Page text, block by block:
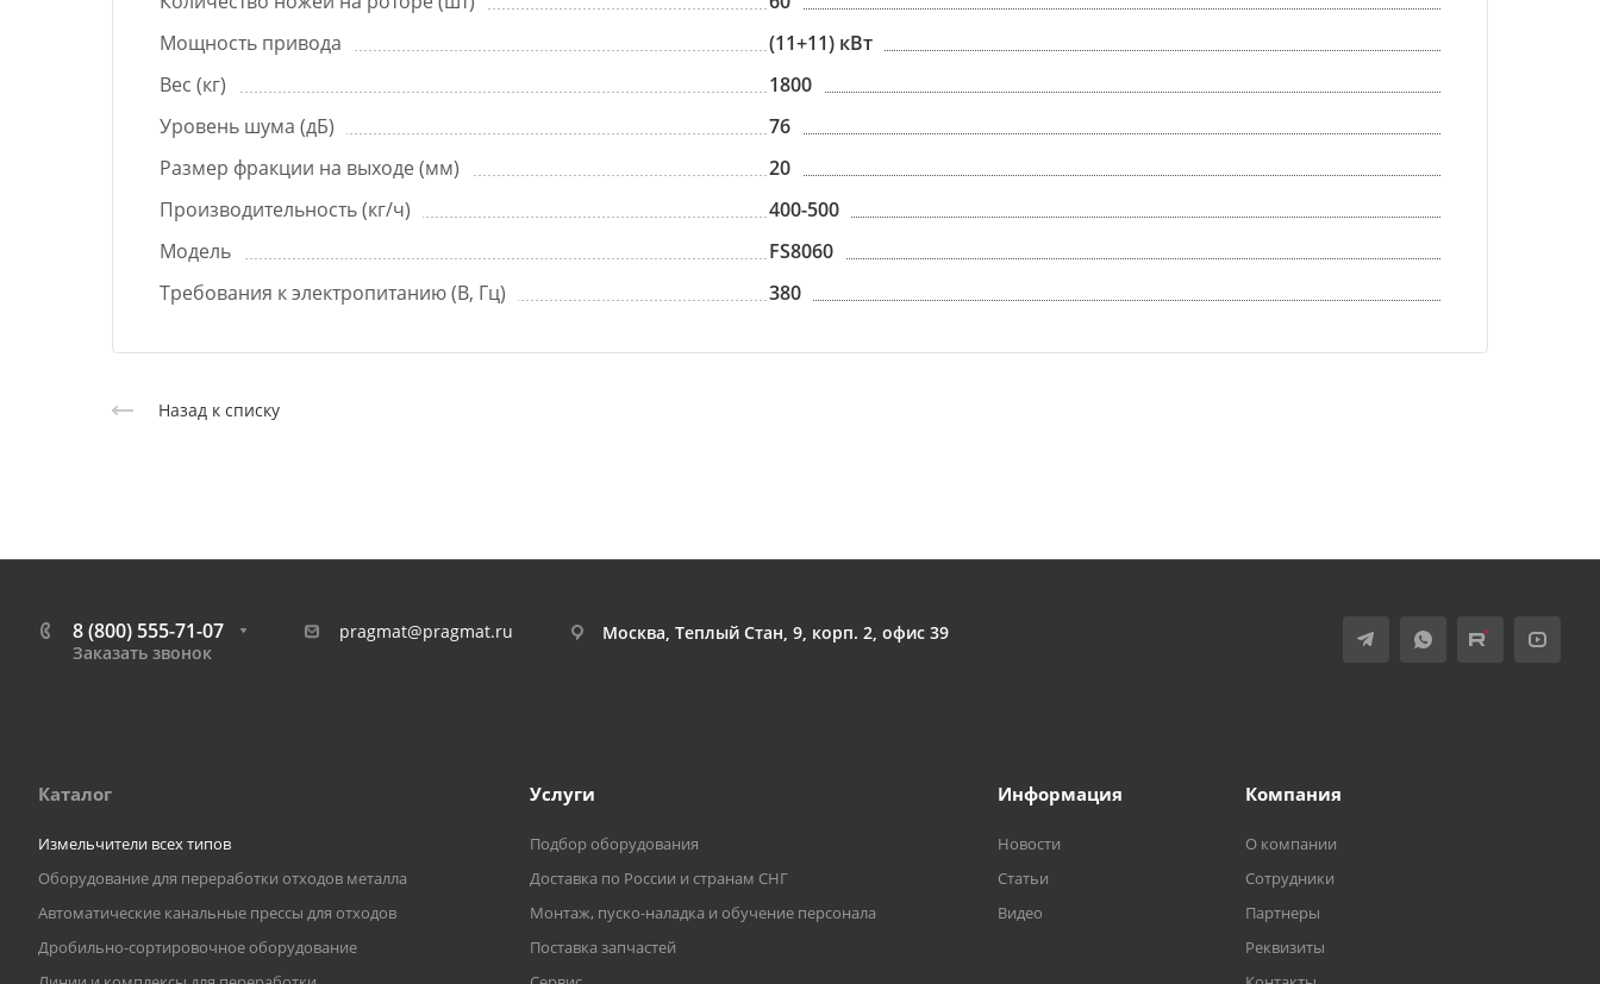
Мощность привода
(11+11) кВт
Вес (кг)
1800
Уровень шума (дБ)
76
Размер фракции на выходе (мм)
20
Производительность (кг/ч)
400-500
Модель
FS8060
Требования к электропитанию (В, Гц)
380
Назад к списку
8 (800) 555-71-07
Заказать звонок
pragmat@pragmat.ru Москва, Теплый Стан, 9, корп. 2, офис 39
Каталог
Измельчители всех типов
Оборудование для переработки отходов металла
Автоматические канальные прессы для отходов
Дробильно-сортировочное оборудование
Услуги
Подбор оборудования
Доставка по России и странам СНГ
Монтаж, пуско-наладка и обучение персонала
Поставка запчастей
Информация
Новости
Статьи
Видео
Компания
О компании
Сотрудники
Партнеры
Реквизиты